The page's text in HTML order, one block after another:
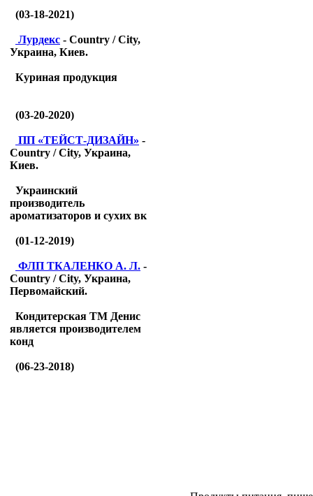
(03-18-2021)
Лурдекс - Country / City,
Украина, Киев.
Куриная продукция
(03-20-2020)
ПП «ТЕЙСТ-ДИЗАЙН» -
Country / City, Украина,
Киев.
Украинский
производитель
ароматизаторов и сухих вк
(01-12-2019)
ФЛП ТКАЛЕНКО А. Л. -
Country / City, Украина,
Первомайский.
Кондитерская ТМ Денис
является производителем
конд
(06-23-2018)